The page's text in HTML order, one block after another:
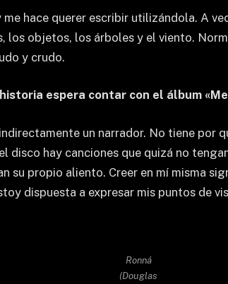
hace querer escribir utilizándola. A
los objetos, los árboles y el viento.
y crudo.
espera contar con el álbum
un narrador. No tiene por
disco hay canciones que quizá no
su propio aliento. Creer en mí misma
dispuesta a expresar mis puntos de
Ronná
(Douglas